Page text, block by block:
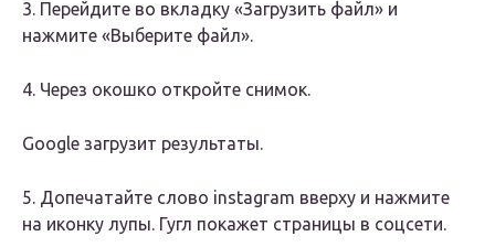
3. Перейдите во вкладку «Загрузить файл» и
нажмите «Выберите файл».
4. Через окошко откройте снимок.
Google загрузит результаты.
5. Допечатайте слово instagram вверху и нажмите
на иконку лупы. Гугл покажет страницы в соцсети.